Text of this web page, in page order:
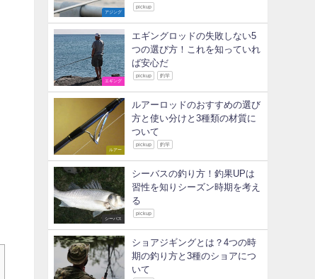
アジング
pickup
エギング
エギングロッドの失敗しない5
つの選び方！これを知っていれ
ば安心だ
pickup 釣竿
ルアー
ルアーロッドのおすすめの選び
方と使い分けと3種類の材質に
ついて
pickup 釣竿
シーバス
シーバスの釣り方！釣果UPは
習性を知りシーズン時期を考え
る
pickup
ショアジギングとは？4つの時
期の釣り方と3種のショアにつ
いて